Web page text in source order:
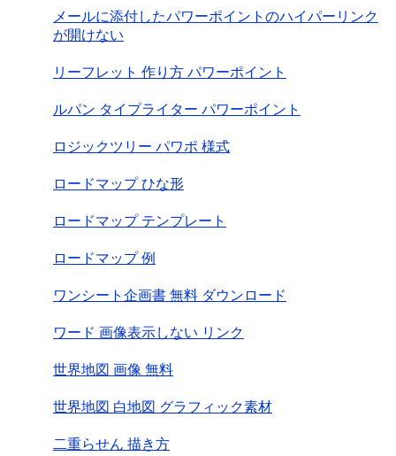
メールに添付したパワーポイントのハイパーリンク
が開けない
リーフレット 作り方 パワーポイント
ルパン タイプライター パワーポイント
ロジックツリー パワポ 様式
ロードマップ ひな形
ロードマップ テンプレート
ロードマップ 例
ワンシート企画書 無料 ダウンロード
ワード 画像表示しない リンク
世界地図 画像 無料
世界地図 白地図 グラフィック素材
二重らせん 描き方